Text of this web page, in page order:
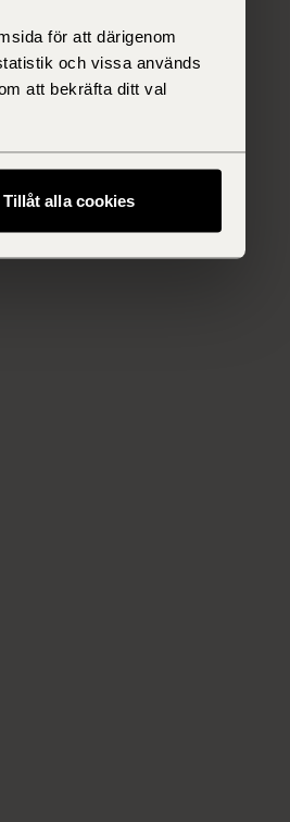
för att därigenom
och vissa används
att bekräfta ditt val
Tillåt alla cookies